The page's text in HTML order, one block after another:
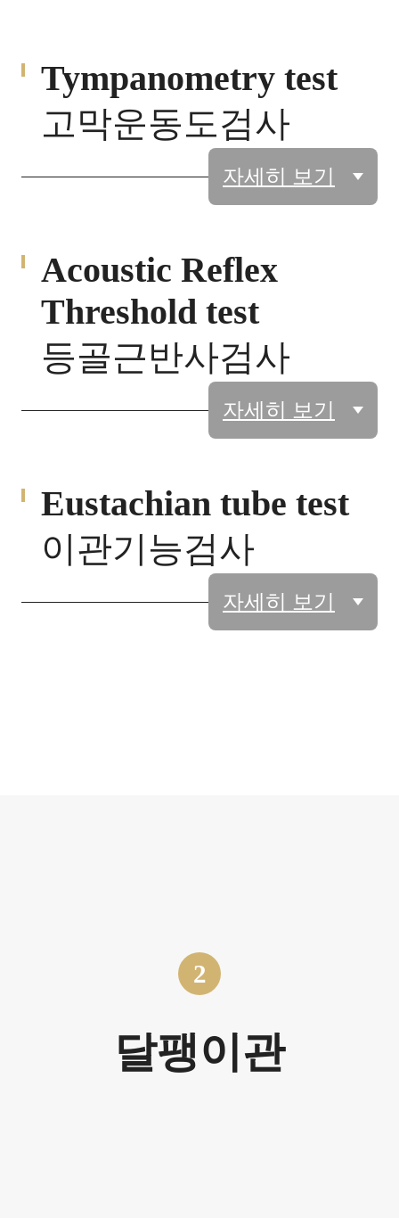
Tympanometry test
고막운동도검사
자세히 보기
Acoustic Reflex
Threshold test
등골근반사검사
자세히 보기
Eustachian tube test
이관기능검사
자세히 보기
2
달팽이관